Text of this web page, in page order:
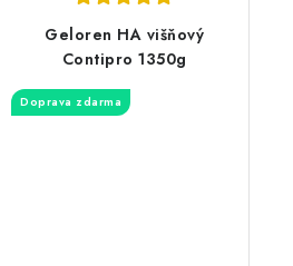
Geloren HA višňový
Contipro 1350g
Doprava zdarma